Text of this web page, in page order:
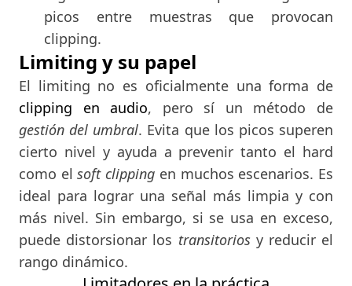
picos entre muestras que provocan
clipping.
Limiting y su papel
El limiting no es oficialmente una forma de
clipping en audio, pero sí un método de
gestión del umbral. Evita que los picos superen
cierto nivel y ayuda a prevenir tanto el hard
como elsoft clipping en muchos escenarios. Es
ideal para lograr una señal más limpia y con
más nivel. Sin embargo, si se usa en exceso,
puede distorsionar los transitoriosy reducir el
rango dinámico.